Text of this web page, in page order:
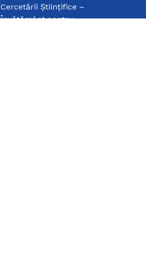
Cercetării Ştiinţifice –
Învăţământ pentru